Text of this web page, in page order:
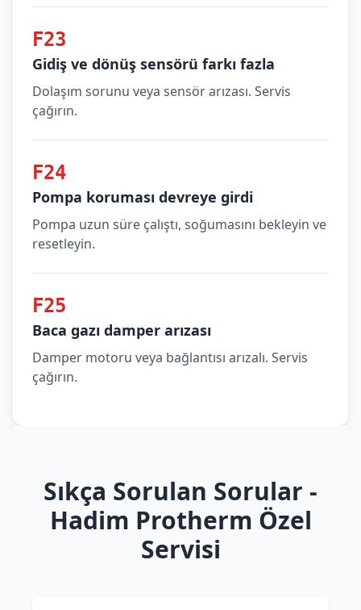
F23
Gidiş ve dönüş sensörü farkı fazla
Dolaşım sorunu veya sensör arızası. Servis
çağırın.
F24
Pompa koruması devreye girdi
Pompa uzun süre çalıştı, soğumasını bekleyin ve
resetleyin.
F25
Baca gazı damper arızası
Damper motoru veya bağlantısı arızalı. Servis
çağırın.
Sıkça Sorulan Sorular -
Hadim Protherm Özel
Servisi